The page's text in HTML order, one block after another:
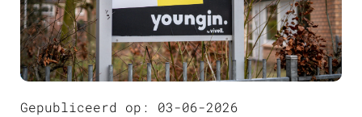
Gepubliceerd op: 03-06-2026